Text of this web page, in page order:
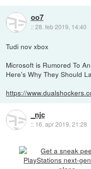
oo7
::28. feb 2019, 14:40
Tudi nov xbox
Microsoft is Rumored To
Here's Why They Should
https://
_njc
:: 16. apr 2019, 21:28